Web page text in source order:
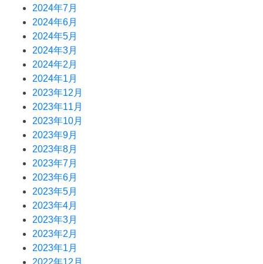
2024年7月
2024年6月
2024年5月
2024年3月
2024年2月
2024年1月
2023年12月
2023年11月
2023年10月
2023年9月
2023年8月
2023年7月
2023年6月
2023年5月
2023年4月
2023年3月
2023年2月
2023年1月